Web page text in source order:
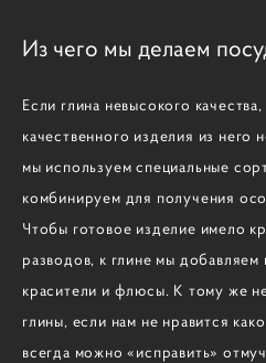
Из чего мы делаем
Если глина невысокого
качественного изделия из него
мы используем специальные
комбинируем для получения
Чтобы готовое изделие имело
разводов, к глине мы добавляем
красители и флюсы. К тому же
глины, если нам не нравится
всегда можно «исправить»